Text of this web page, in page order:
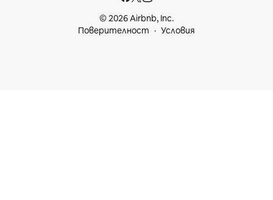
© 2026 Airbnb, Inc.
Поверителност
Условия